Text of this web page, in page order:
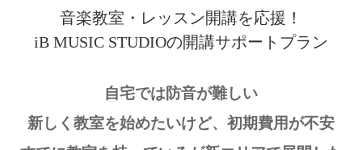
音楽教室・レッスン開講を応援！
iB MUSIC STUDIOの開講サポートプラン
自宅では防音が難しい
新しく教室を始めたいけど、初期費用が不安